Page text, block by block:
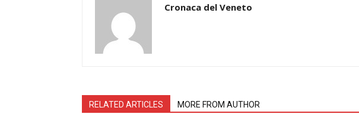
Cronaca del Veneto
RELATED ARTICLES MORE FROM AUTHOR